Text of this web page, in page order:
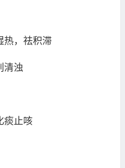
热，祛积滞
清浊
痰止咳